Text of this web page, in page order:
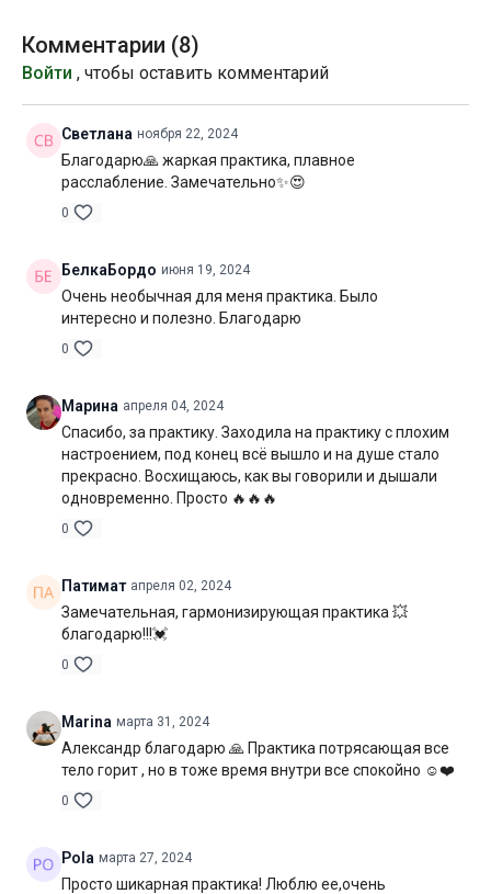
закрепление ясного, продуктивного состояния.
Старайтесь следовать заданному темпоритму и
синхронизировать с ним свои дыхательные циклы, тогда
эффект от практики будет максимальным!
Желаю вам приятного погружения!
Уровень подготовки:
Специфика:стато-динамическая практика общей
направленности
Оборудование:может понадобиться блок для йоги
Продолжительность: 78 мин. (включая шавасану)
Комментарии (8)
Войти , чтобы оставить комментарий
Светлана ноября 22, 2024
Благодарю🙏 жаркая практика, плавное
расслабление. Замечательно✨😍
0
БелкаБордо июня 19, 2024
Очень необычная для меня практика. Было
интересно и полезно. Благодарю
0
Марина апреля 04, 2024
Спасибо, за практику. Заходила на практику с плохим
настроением, под конец всё вышло и на душе стало
прекрасно. Восхищаюсь, как вы говорили и дышали
одновременно. Просто 🔥🔥🔥
0
Патимат апреля 02, 2024
Замечательная, гармонизирующая практика 💥
благодарю!!!💓
0
Marina марта 31, 2024
Александр благодарю 🙏 Практика потрясающая все
тело горит , но в тоже время внутри все спокойно ☺️❤️
0
Pola марта 27, 2024
Просто шикарная практика! Люблю ее,очень